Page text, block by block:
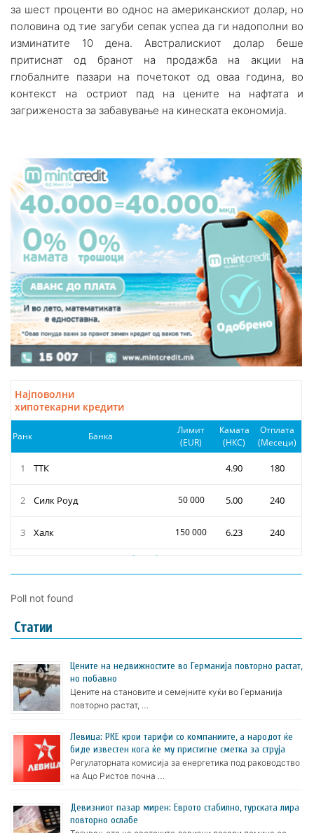
за шест проценти во однос на американскиот долар, но
половина од тие загуби сепак успеа да ги надополни во
изминатите 10 дена. Австралискиот долар беше
притиснат од бранот на продажба на акции на
глобалните пазари на почетокот од оваа година, во
контекст на остриот пад на цените на нафтата и
загриженоста за забавување на кинеската економија.
Poll not found
Статии
Цените на недвижностите во Германија повторно растат,
но побавно
Цените на становите и семејните куќи во Германија
повторно растат, …
Левица: РКЕ крои тарифи со компаниите, а народот ќе
биде известен кога ќе му пристигне сметка за струја
Регулаторната комисија за енергетика под раководство
на Ацо Ристов почна …
Девизниот пазар мирен: Еврото стабилно, турската лира
повторно ослабе